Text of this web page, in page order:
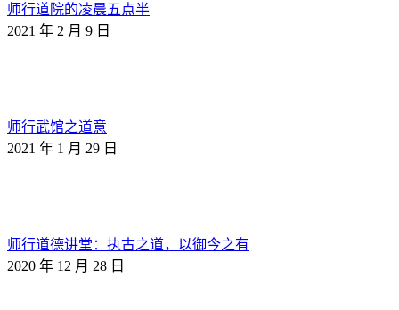
师行道院的凌晨五点半
2021 年 2 月 9 日
师行武馆之道意
2021 年 1 月 29 日
师行道德讲堂：执古之道，以御今之有
2020 年 12 月 28 日